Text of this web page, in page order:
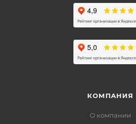
КОМПАНИЯ
О компании